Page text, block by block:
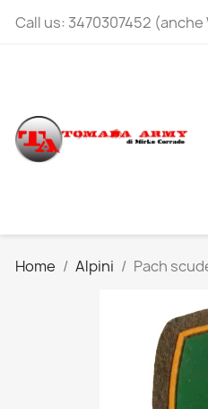
Call us: 3470307452
Home Alpini Pach